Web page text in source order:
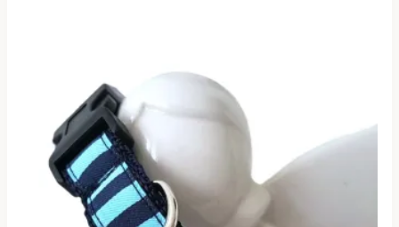
Varianten
Optionen
können